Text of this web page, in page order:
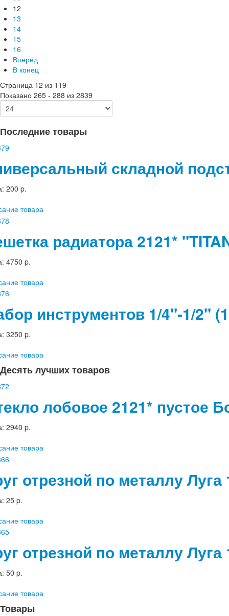
12
13
14
15
16
Вперёд
В конец
Страница 12 из 119
Показано 265 - 288 из 2839
Последние товары
складной
200 p.
товара
радиатора 2121*
4750 p.
товара
инструментов 1/4"-1/2"
3250 p.
товара
Десять лучших товаров
лобовое 2121* пустое
2940 p.
товара
отрезной по металлу Луга
25 p.
товара
отрезной по металлу Луга
50 p.
товара
Товары